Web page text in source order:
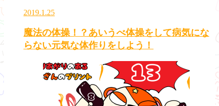
2019.1.25
魔法の体操！？あいうべ体操をして病気にな
らない元気な体作りをしよう！